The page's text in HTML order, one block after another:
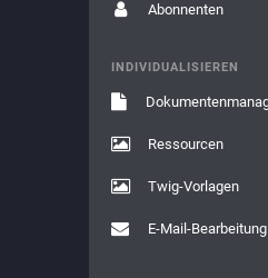
Abonnenten
INDIVIDUALISIEREN
Ressourcen
Twig-Vorlagen
E-Mail-Bearbeitung